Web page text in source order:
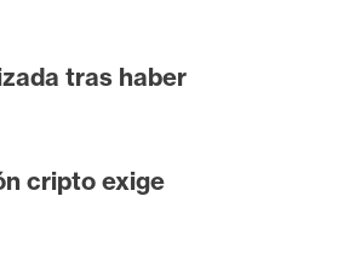
tras haber
cripto exige